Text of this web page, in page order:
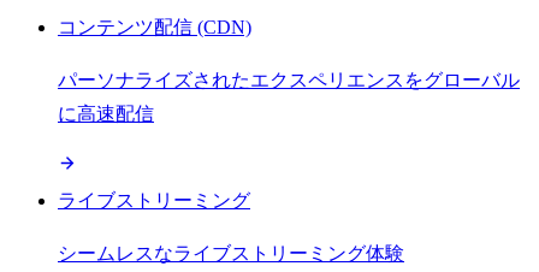
コンテンツ配信 (CDN)
パーソナライズされたエクスペリエンスをグローバル
に高速配信
ライブストリーミング
シームレスなライブストリーミング体験